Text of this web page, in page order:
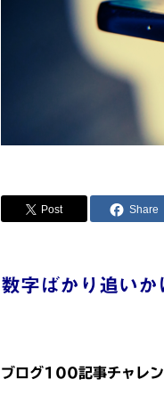
Post Share
数字ばかり追いか
ブログ100記事チャ